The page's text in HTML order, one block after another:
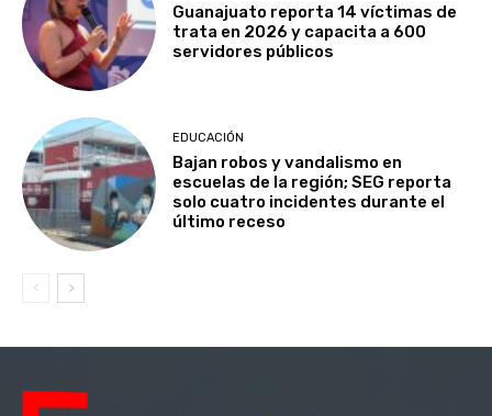
Guanajuato reporta 14 víctimas de
trata en 2026 y capacita a 600
servidores públicos
EDUCACIÓN
Bajan robos y vandalismo en
escuelas de la región; SEG reporta
solo cuatro incidentes durante el
último receso